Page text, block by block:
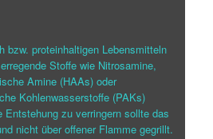
bzw. proteinhaltigen Lebensmitteln
Stoffe wie Nitrosamine,
Amine (HAAs) oder
Kohlenwasserstoffe (PAKs)
Entstehung zu verringern sollte das
nicht über offener Flamme gegrillt.